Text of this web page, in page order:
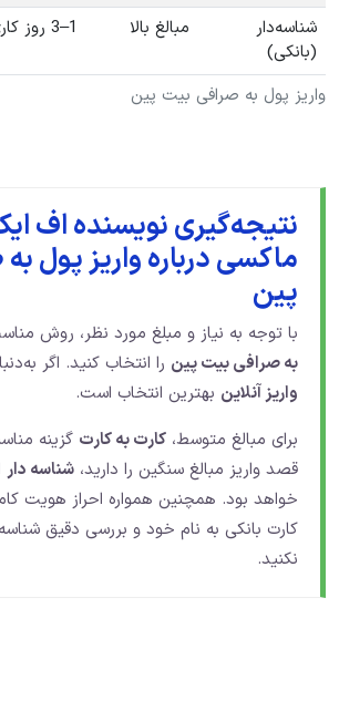
واریز پول به صرافی بیت پین
شناسه‌دار
(بانکی)
مبالغ بالا 1–3 روز کاری
نتیجه‌گیری نویسنده اف
ماکسی درباره واریز پول
پین
با توجه به نیاز و مبلغ مورد نظر، روش
به صرافی بیت ‌پین را انتخاب کنید. اگر
واریز آنلاین بهترین انتخاب است.
برای مبالغ متوسط، کارت ‌به‌ کارت گزینه
قصد واریز مبالغ سنگین را دارید، شناسه‌ دار
خواهد بود. همچنین همواره احراز هویت
کارت بانکی به نام خود و بررسی دقیق
نکنید.